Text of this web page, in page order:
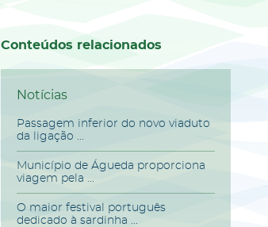
Conteúdos relacionados
Notícias
Passagem inferior do novo viaduto
da ligação ...
Município de Águeda proporciona
viagem pela ...
O maior festival português
dedicado à sardinha ...